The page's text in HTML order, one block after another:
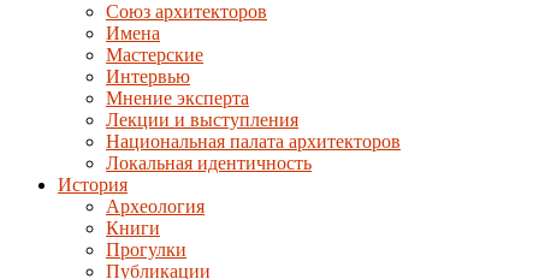
Союз архитекторов
Имена
Мастерские
Интервью
Мнение эксперта
Лекции и выступления
Национальная палата архитекторов
Локальная идентичность
История
Археология
Книги
Прогулки
Публикации